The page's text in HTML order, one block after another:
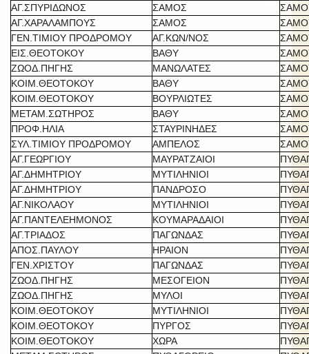
ΑΓ.ΣΠΥΡΙΔΩΝΟΣ
ΣΑΜΟΣ
ΑΓ.ΧΑΡΑΛΑΜΠΟΥΣ
ΣΑΜΟΣ
ΓΕΝ.ΤΙΜΙΟΥ ΠΡΟΔΡΟΜΟΥ
ΑΓ.ΚΩΝ/ΝΟΣ
ΕΙΣ.ΘΕΟΤΟΚΟΥ
ΒΑΘΥ
ΖΩΟΔ.ΠΗΓΗΣ
ΜΑΝΩΛΑΤΕΣ
ΚΟΙΜ.ΘΕΟΤΟΚΟΥ
ΒΑΘΥ
ΚΟΙΜ.ΘΕΟΤΟΚΟΥ
ΒΟΥΡΛΙΩΤΕΣ
ΜΕΤΑΜ.ΣΩΤΗΡΟΣ
ΒΑΘΥ
ΠΡΟΦ.ΗΛΙΑ
ΣΤΑΥΡΙΝΗΔΕΣ
ΣΥΛ.ΤΙΜΙΟΥ ΠΡΟΔΡΟΜΟΥ
ΑΜΠΕΛΟΣ
ΑΓ.ΓΕΩΡΓΙΟΥ
ΜΑΥΡΑΤΖΑΙΟΙ
ΑΓ.ΔΗΜΗΤΡΙΟΥ
ΜΥΤΙΛΗΝΙΟΙ
ΑΓ.ΔΗΜΗΤΡΙΟΥ
ΠΑΝΔΡΟΣΟ
ΑΓ.ΝΙΚΟΛΑΟΥ
ΜΥΤΙΛΗΝΙΟΙ
ΑΓ.ΠΑΝΤΕΛΕΗΜΟΝΟΣ
ΚΟΥΜΑΡΑΔΑΙΟΙ
ΑΓ.ΤΡΙΑΔΟΣ
ΠΑΓΩΝΔΑΣ
ΑΠΟΣ.ΠΑΥΛΟΥ
ΗΡΑΙΟΝ
ΓΕΝ.ΧΡΙΣΤΟΥ
ΠΑΓΩΝΔΑΣ
ΖΩΟΔ.ΠΗΓΗΣ
ΜΕΣΟΓΕΙΟΝ
ΖΩΟΔ.ΠΗΓΗΣ
ΜΥΛΟΙ
ΚΟΙΜ.ΘΕΟΤΟΚΟΥ
ΜΥΤΙΛΗΝΙΟΙ
ΚΟΙΜ.ΘΕΟΤΟΚΟΥ
ΠΥΡΓΟΣ
ΚΟΙΜ.ΘΕΟΤΟΚΟΥ
ΧΩΡΑ